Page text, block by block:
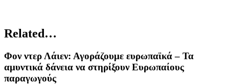
Related…
Φον ντερ Λάιεν: Αγοράζουμε ευρωπαϊκά – Τα
αμυντικά δάνεια να στηρίξουν Ευρωπαίους
παραγωγούς